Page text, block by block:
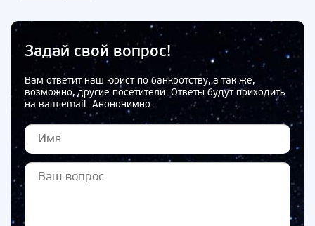
Задай свой вопрос!
Вам ответит наш юрист по банкротству, а так же,
возможно, другие посетители. Ответы будут приходить
на ваш email. Анононимно.